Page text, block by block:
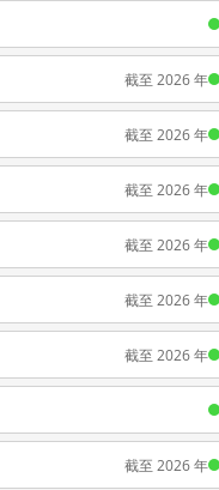
截至 2026 年
截至 2026 年
截至 2026 年
截至 2026 年
截至 2026 年
截至 2026 年
截至 2026 年